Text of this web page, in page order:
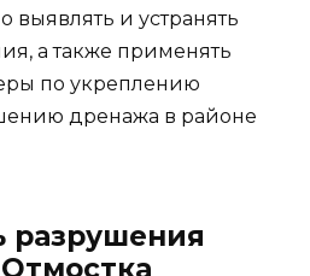
выявлять и устранять
а также применять
по укреплению
дренажа в районе
разрушения